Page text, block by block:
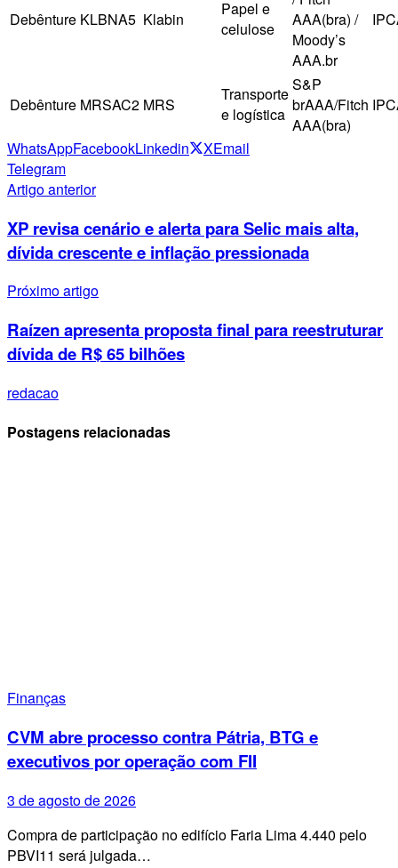
Debênture KLBNA5 Klabin
Papel e
celulose
AAA(bra) /
Moody’s
AAA.br
Debênture MRSAC2 MRS
Transporte
e logística
S&P
brAAA/Fitch
AAA(bra)
WhatsAppFacebookLinkedin XEmail
Telegram
Artigo anterior
XP revisa cenário e alerta para Selic mais alta,
dívida crescente e inflação pressionada
Próximo artigo
Raízen apresenta proposta final para reestruturar
dívida de R$ 65 bilhões
redacao
Postagens relacionadas
Finanças
CVM abre processo contra Pátria, BTG e
executivos por operação com FII
3 de agosto de 2026
Compra de participação no edifício Faria Lima 4.440 pelo
PBVI11 será julgada…